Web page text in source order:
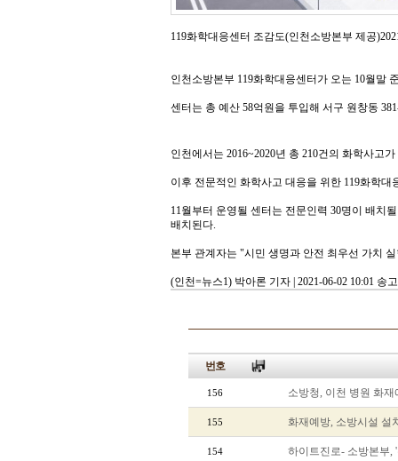
119화학대응센터조감도(인천소방본부 제공
인천소방본부119화학대응센터가 오는 10월말
센터는총 예산 58억원을 투입해 서구 원창동
인천에서는2016~2020년 총 210건의 화학사고
이후전문적인 화학사고 대응을 위한 119화학
11월부터운영될 센터는 전문인력 30명이 배치
배치된다.
본부관계자는 "시민 생명과 안전 최우선 가치
(인천=뉴스1)박아론 기자 | 2021-06-02 10:01 송고
번호
156 소방청, 이천 병원 화
155 화재예방, 소방시설 설
154 하이트진로- 소방본부,